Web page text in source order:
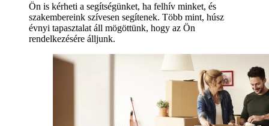
Ön is kérheti a segítségünket, ha felhív minket, és
szakembereink szívesen segítenek. Több mint, húsz
évnyi tapasztalat áll mögöttünk, hogy az Ön
rendelkezésére álljunk.